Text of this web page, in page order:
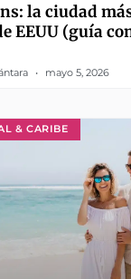
la ciudad
EEUU (guía
mayo 5, 2026
& CARIBE